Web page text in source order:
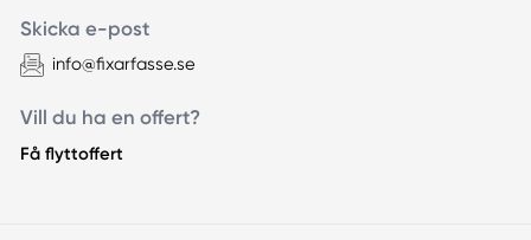
Skicka e-post
info@fixarfasse.se
Vill du ha en offert?
Få flyttoffert